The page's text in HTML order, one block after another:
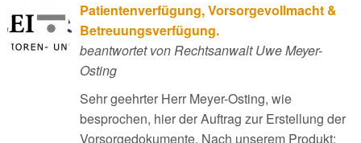
Patientenverfügung, Vorsorgevollmacht &
Betreuungsverfügung.
beantwortet von Rechtsanwalt Uwe Meyer-
Osting
Sehr geehrter Herr Meyer-Osting, wie
besprochen, hier der Auftrag zur Erstellung der
Vorsorgedokumente. Nach unserem Produkt: